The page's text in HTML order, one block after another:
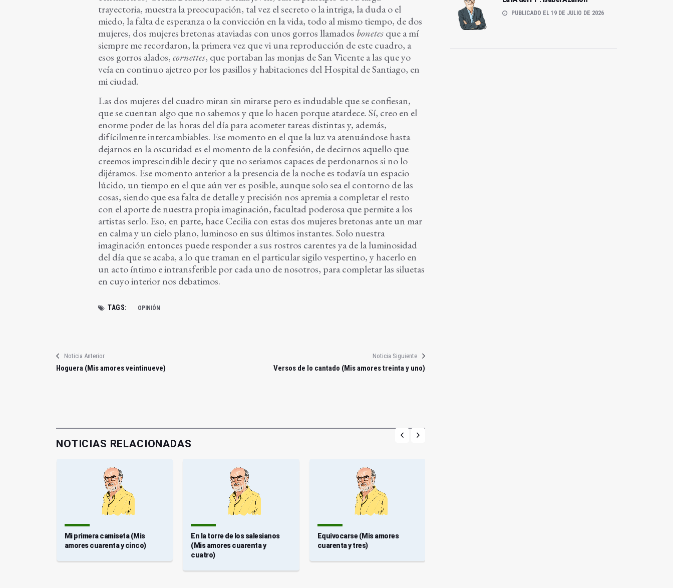
trayectoria, muestra la preocupación, tal vez el secreto o la intriga, la duda o el
miedo, la falta de esperanza o la convicción en la vida, todo al mismo tiempo, de dos
mujeres, dos mujeres bretonas ataviadas con unos gorros llamados bonetesque a mí
siempre me recordaron, la primera vez que vi una reproducción de este cuadro, a
esos gorros alados,cornettes, que portaban las monjas de San Vicente a las que yo
veía en continuo ajetreo por los pasillos y habitaciones del Hospital de Santiago, en
mi ciudad.
Las dos mujeres del cuadro miran sin mirarse pero es indudable que se confiesan,
que se cuentan algo que no sabemos y que lo hacen porque atardece. Sí, creo en el
enorme poder de las horas del día para acometer tareas distintas y, además,
difícilmente intercambiables. Ese momento en el que la luz va atenuándose hasta
dejarnos en la oscuridad es el momento de la confesión, de decirnos aquello que
creemos imprescindible decir y que no seriamos capaces de perdonarnos si no lo
dijéramos. Ese momento anterior a la presencia de la noche es todavía un espacio
lúcido, un tiempo en el que aún ver es posible, aunque solo sea el contorno de las
cosas, siendo que esa falta de detalle y precisión nos apremia a completar el resto
con el aporte de nuestra propia imaginación, facultad poderosa que permite a los
artistas serlo. Eso, en parte, hace Cecilia con estas dos mujeres bretonas ante un mar
en calma y un cielo plano, luminoso en sus últimos instantes. Solo nuestra
imaginación entonces puede responder a sus rostros carentes ya de la luminosidad
del día que se acaba, a lo que traman en el particular sigilo vespertino, y hacerlo en
un acto íntimo e intransferible por cada uno de nosotros, para completar las siluetas
en cuyo interior nos debatimos.
TAGS: OPINIÓN
Noticia Anterior
Hoguera (Mis amores veintinueve)
Noticia Siguiente
Versos de lo cantado (Mis amores treinta y uno)
NOTICIAS RELACIONADAS
Mi primera camiseta (Mis
amores cuarenta y cinco)
En la torre de los salesianos
(Mis amores cuarenta y
cuatro)
Equivocarse (Mis amores
cuarenta y tres)
PUBLICADO EL 19 DE JULIO DE 2026